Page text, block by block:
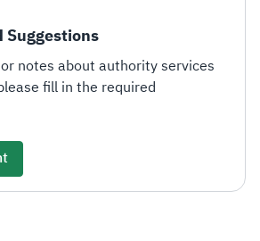
Suggestions
notes about authority services
fill in the required